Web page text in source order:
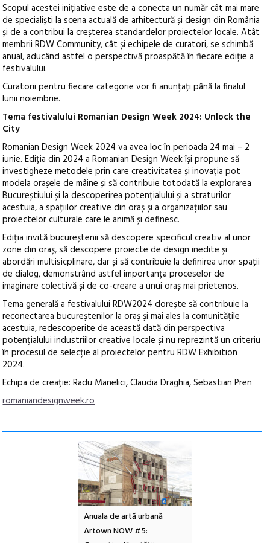
Scopul acestei inițiative este de a conecta un număr cât mai mare
de specialiști la scena actuală de arhitectură și design din România
și de a contribui la creșterea standardelor proiectelor locale. Atât
membrii RDW Community, cât și echipele de curatori, se schimbă
anual, aducând astfel o perspectivă proaspătă în fiecare ediție a
festivalului.
Curatorii pentru fiecare categorie vor fi anunțați până la finalul
lunii noiembrie.
Tema festivalului Romanian Design Week 2024: Unlock the
City
Romanian Design Week 2024 va avea loc în perioada 24 mai – 2
iunie. Ediția din 2024 a Romanian Design Week își propune să
investigheze metodele prin care creativitatea și inovația pot
modela orașele de mâine și să contribuie totodată la explorarea
Bucureștiului și la descoperirea potențialului și a straturilor
acestuia, a spațiilor creative din oraș și a organizațiilor sau
proiectelor culturale care le animă și definesc.
Ediția invită bucureștenii să descopere specificul creativ al unor
zone din oraș, să descopere proiecte de design inedite și
abordări multisicplinare, dar și să contribuie la definirea unor spații
de dialog, demonstrând astfel importanța proceselor de
imaginare colectivă și de co-creare a unui oraș mai prietenos.
Tema generală a festivalului RDW2024 dorește să contribuie la
reconectarea bucureștenilor la oraș și mai ales la comunitățile
acestuia, redescoperite de această dată din perspectiva
potențialului industriilor creative locale și nu reprezintă un criteriu
în procesul de selecție al proiectelor pentru RDW Exhibition
2024.
Echipa de creație: Radu Manelici, Claudia Draghia, Sebastian Pren
romaniandesignweek.ro
Anuala de artă urbană
Artown NOW #5: